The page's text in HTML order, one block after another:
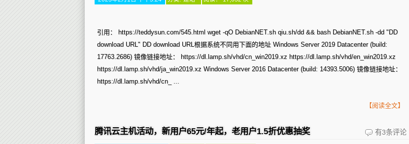
windows
引用： https://teddysun.com/545.html wget -qO DebianNET.sh qiu.sh/dd && bash DebianNET.sh -dd "DD
download URL" DD download URL根据系统不同用下面的地址 Windows Server 2019 Datacenter (build:
17763.2686) 镜像链接地址： https://dl.lamp.sh/vhd/cn_win2019.xz https://dl.lamp.sh/vhd/en_win2019.xz
https://dl.lamp.sh/vhd/ja_win2019.xz Windows Server 2016 Datacenter (build: 14393.5006) 镜像链接地址：
https://dl.lamp.sh/vhd/cn_ ...
【阅读全文】
腾讯云主机活动，新用户65元/年起，老用户1.5折优惠抽奖
腾
有3条评论